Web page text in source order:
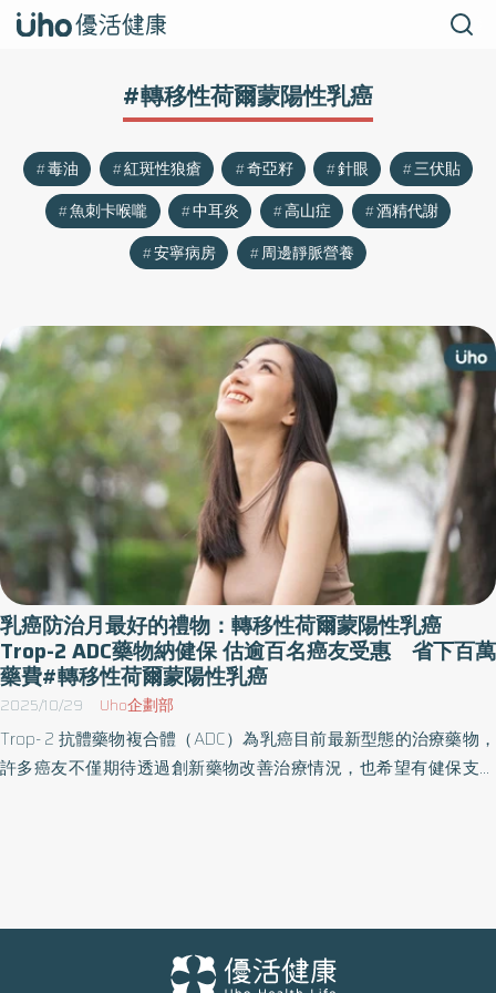
#轉移性荷爾蒙陽性乳癌
毒油 紅斑性狼瘡 奇亞籽 針眼
三伏貼
魚刺卡喉嚨
中耳炎 高山症
酒精代謝
安寧病房
周邊靜脈營養
乳癌防治月最好的禮物：轉移性荷爾蒙陽性乳癌
Trop-2 ADC藥物納健保 估逾百名癌友受惠 省下百萬
藥費#轉移性荷爾蒙陽性乳癌
2025/10/29 Uho企劃部
Trop- 2 抗體藥物複合體（ADC）為乳癌目前最新型態的治療藥物，
許多癌友不僅期待透過創新藥物改善治療情況，也希望有健保支持
或轉移性的荷爾蒙陽性、HER2陰性一年內快速惡化患者』的治療需